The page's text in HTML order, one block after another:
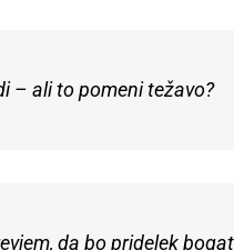
– ali to pomeni težavo?
da bo pridelek bogat